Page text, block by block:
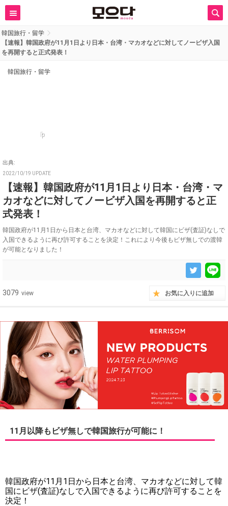
韓国旅行・留学
【速報】韓国政府が11月1日より日本・台湾・マカオなどに対してノービザ入国
を再開すると正式発表！
韓国旅行・留学
p
出典:
2022/10/19 UPDATE
【速報】韓国政府が11月1日より日本・台湾・マ
カオなどに対してノービザ入国を再開すると正
式発表！
韓国政府が11月1日から日本と台湾、マカオなどに対して韓国にビザ(査証)なしで
入国できるように再び許可することを決定！これにより今後もビザ無しでの渡韓
が可能となりました！
3079 view お気に入りに追加
11月以降もビザ無しで韓国旅行が可能に！
韓国政府が11月1日から日本と台湾、マカオなどに対して韓
国にビザ(査証)なしで入国できるように再び許可することを
決定！